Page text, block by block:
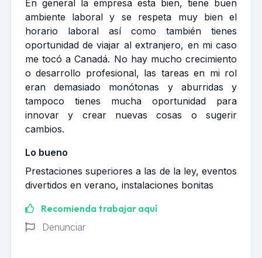
En general la empresa esta bien, tiene buen
ambiente laboral y se respeta muy bien el
horario laboral así como también tienes
oportunidad de viajar al extranjero, en mi caso
me tocó a Canadá. No hay mucho crecimiento
o desarrollo profesional, las tareas en mi rol
eran demasiado monótonas y aburridas y
tampoco tienes mucha oportunidad para
innovar y crear nuevas cosas o sugerir
cambios.
Lo bueno
Prestaciones superiores a las de la ley, eventos
divertidos en verano, instalaciones bonitas
Recomienda trabajar aquí
Denunciar